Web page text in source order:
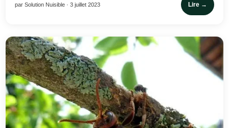
par Solution Nuisible · 3 juillet 2023 Lire →